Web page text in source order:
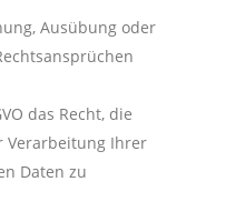
Ausübung oder
das Recht, die
Verarbeitung Ihrer
Daten zu